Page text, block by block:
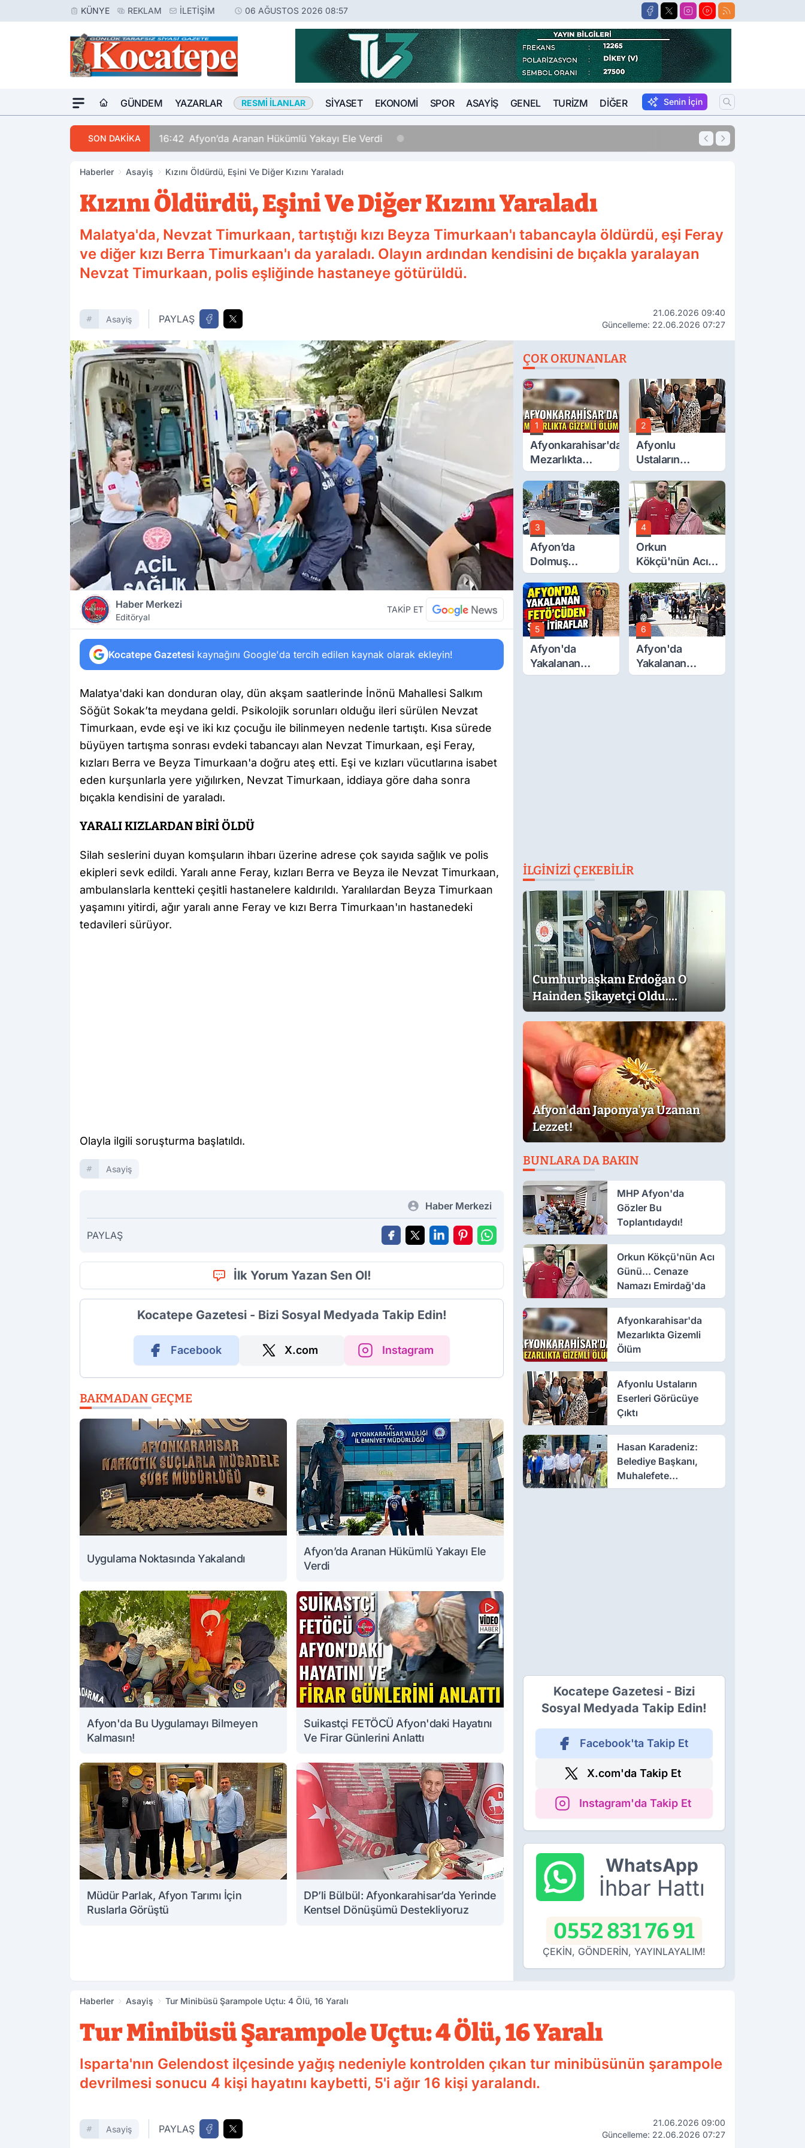
KÜNYE REKLAM İLETIŞIM 06 AĞUSTOS 2026 08:57
GÜNDEM YAZARLAR RESMI İLANLAR SIYASET EKONOMI SPOR ASAYIŞ GENEL TURIZM DIĞER Senin İçin
SON DAKİKA 16:42 Afyon’da Aranan Hükümlü Yakayı Ele Verdi 15:57
Haberler Asayiş Kızını Öldürdü, Eşini Ve Diğer Kızını Yaraladı
Kızını Öldürdü, Eşini Ve Diğer Kızını Yaraladı
Malatya'da, Nevzat Timurkaan, tartıştığı kızı Beyza Timurkaan'ı tabancayla öldürdü, eşi Feray
ve diğer kızı Berra Timurkaan'ı da yaraladı. Olayın ardından kendisini de bıçakla yaralayan
Nevzat Timurkaan, polis eşliğinde hastaneye götürüldü.
Asayiş PAYLAŞ
21.06.2026 09:40
Güncelleme: 22.06.2026 07:27
Haber Merkezi
Editöryal
TAKİP ET
Kocatepe Gazetesi kaynağını Google'da tercih edilen kaynak olarak ekleyin!
Malatya'daki kan donduran olay, dün akşam saatlerinde İnönü Mahallesi Salkım
Söğüt Sokak’ta meydana geldi. Psikolojik sorunları olduğu ileri sürülen Nevzat
Timurkaan, evde eşi ve iki kız çocuğu ile bilinmeyen nedenle tartıştı. Kısa sürede
büyüyen tartışma sonrası evdeki tabancayı alan Nevzat Timurkaan, eşi Feray,
kızları Berra ve Beyza Timurkaan'a doğru ateş etti. Eşi ve kızları vücutlarına isabet
eden kurşunlarla yere yığılırken, Nevzat Timurkaan, iddiaya göre daha sonra
bıçakla kendisini de yaraladı.
YARALI KIZLARDAN BİRİ ÖLDÜ
Silah seslerini duyan komşuların ihbarı üzerine adrese çok sayıda sağlık ve polis
ekipleri sevk edildi. Yaralı anne Feray, kızları Berra ve Beyza ile Nevzat Timurkaan,
ambulanslarla kentteki çeşitli hastanelere kaldırıldı. Yaralılardan Beyza Timurkaan
yaşamını yitirdi, ağır yaralı anne Feray ve kızı Berra Timurkaan'ın hastanedeki
tedavileri sürüyor.
Olayla ilgili soruşturma başlatıldı.
Asayiş
Haber Merkezi
PAYLAŞ
İlk Yorum Yazan Sen Ol!
Kocatepe Gazetesi - Bizi Sosyal Medyada Takip Edin!
Facebook X.com Instagram
BAKMADAN GEÇME
Uygulama Noktasında Yakalandı
Afyon’da Aranan Hükümlü Yakayı Ele
Verdi
Afyon'da Bu Uygulamayı Bilmeyen
Kalmasın!
Suikastçi FETÖCÜ Afyon'daki Hayatını
Ve Firar Günlerini Anlattı
Müdür Parlak, Afyon Tarımı İçin
Ruslarla Görüştü
DP’li Bülbül: Afyonkarahisar’da Yerinde
Kentsel Dönüşümü Destekliyoruz
ÇOK OKUNANLAR
1
Afyonkarahisar'da
Mezarlıkta
Gizemli Ölüm
2
Afyonlu
Ustaların
Eserleri
Görücüye Çıktı
3
Afyon’da
Dolmuş
Ücretlerine
Yüzde 40 Zam
Talebi
4
Orkun
Kökçü'nün Acı
Günü... Cenaze
Namazı
Emirdağ'da
5
Afyon'da
Yakalanan
FETÖ'Cüden
6
Afyon'da
Yakalanan
FETÖ'cü
İLGINIZI ÇEKEBILIR
Cumhurbaşkanı Erdoğan O
Hainden Şikayetçi Oldu.
Dilekçede Dikkat Çeken İfadeler
Afyon'dan Japonya'ya Uzanan
Lezzet!
BUNLARA DA BAKIN
MHP Afyon'da
Gözler Bu
Toplantıdaydı!
Orkun Kökçü'nün Acı
Günü... Cenaze
Namazı Emirdağ'da
Afyonkarahisar'da
Mezarlıkta Gizemli
Ölüm
Afyonlu Ustaların
Eserleri Görücüye
Çıktı
Hasan Karadeniz:
Belediye Başkanı,
Muhalefete
Tahammül Edemiyor
Kocatepe Gazetesi - Bizi
Sosyal Medyada Takip Edin!
Facebook'ta Takip Et
X.com'da Takip Et
Instagram'da Takip Et
WhatsApp
İhbar Hattı
0552 831 76 91
ÇEKİN, GÖNDERİN, YAYINLAYALIM!
Haberler Asayiş Tur Minibüsü Şarampole Uçtu: 4 Ölü, 16 Yaralı
Tur Minibüsü Şarampole Uçtu: 4 Ölü, 16 Yaralı
Isparta'nın Gelendost ilçesinde yağış nedeniyle kontrolden çıkan tur minibüsünün şarampole
devrilmesi sonucu 4 kişi hayatını kaybetti, 5'i ağır 16 kişi yaralandı.
Asayiş PAYLAŞ
21.06.2026 09:00
Güncelleme: 22.06.2026 07:27